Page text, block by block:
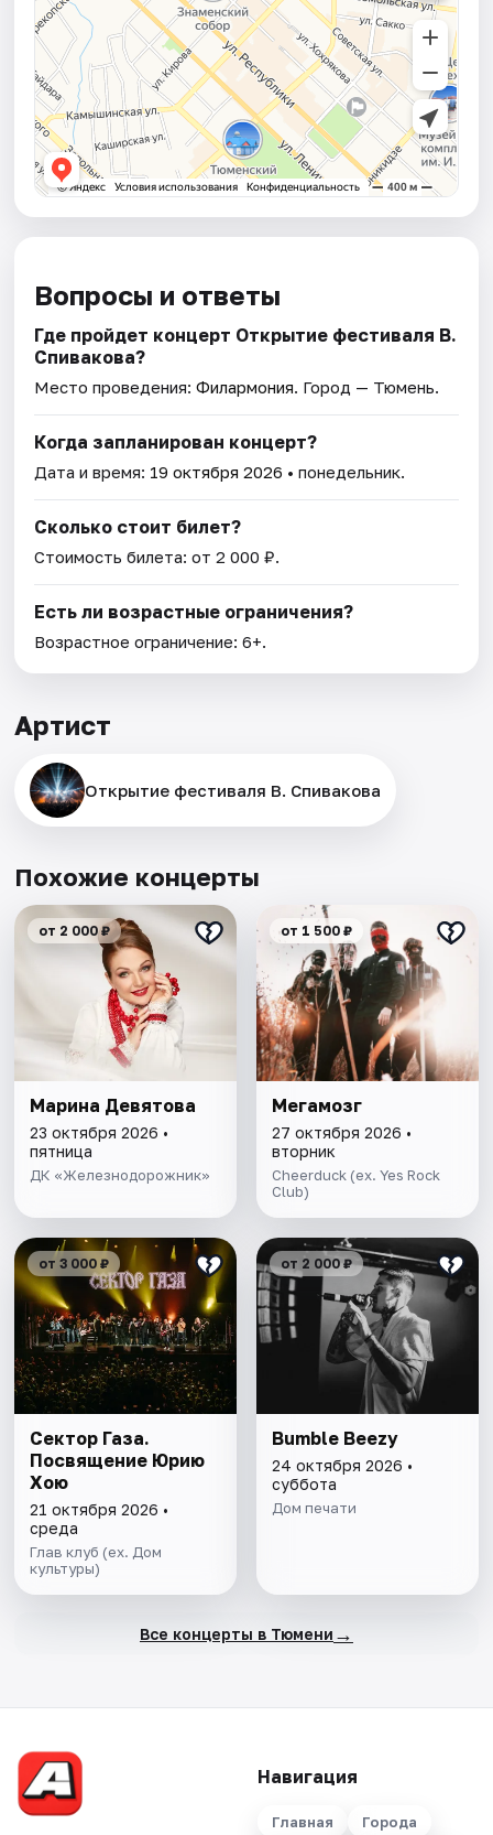
Вопросы и ответы
Где пройдет концерт Открытие фестиваля В.
Спивакова?
Место проведения:Филармония. Город — Тюмень.
Когда запланирован концерт?
Дата и время: 19 октября 2026 • понедельник.
Сколько стоит билет?
Стоимость билета: от 2 000 ₽.
Есть ли возрастные ограничения?
Возрастное ограничение: 6+.
Артист
Открытие фестиваля В. Спивакова
Похожие концерты
от 2 000 ₽
Марина Девятова
23 октября 2026 •
пятница
ДК «Железнодорожник»
от 1 500 ₽
Мегамозг
27 октября 2026 •
вторник
Cheerduck (ex. Yes Rock
Club)
от 3 000 ₽
Сектор Газа.
Посвящение Юрию
Хою
21 октября 2026 •
среда
Глав клуб (ex. Дом
культуры)
от 2 000 ₽
Bumble Beezy
24 октября 2026 •
суббота
Дом печати
Все концерты в Тюмени →
Навигация
Главная Города